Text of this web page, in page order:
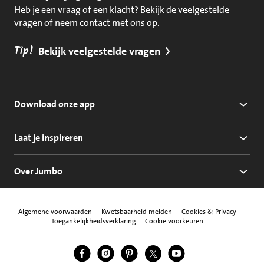
Heb je een vraag of een klacht? Bekijk de veelgestelde
vragen of neem contact met ons op.
Tip! Bekijk veelgestelde vragen
Download onze app
Laat je inspireren
Over Jumbo
Algemene voorwaarden Kwetsbaarheid melden
Cookies & Privacy
Toegankelijkheidsverklaring
Cookie voorkeuren
Volg ons
Jumbo Facebook
Jumbo Instagram
Jumbo Pinterest
Jumbo Twitter
Jumbo YouTube